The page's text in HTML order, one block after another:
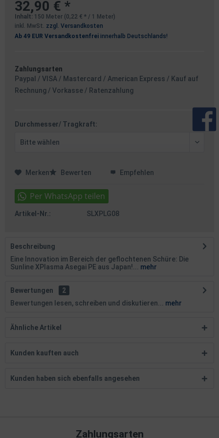
32,90 € *
Inhalt: 150 Meter (0,22 € * / 1 Meter)
inkl. MwSt. zzgl. Versandkosten
Ab 49 EUR Versandkostenfrei innerhalb Deutschlands!
Zahlungsarten
Paypal / VISA / Mastercard / American Express / Kauf auf
Rechnung / Vorkasse / Ratenzahlung
Durchmesser/ Tragkraft:
Merken Bewerten Empfehlen
Artikel-Nr.: SLXPLG08
Beschreibung
Eine Innovation im Bereich der geflochtenen Schüre: Die
Sunline XPlasma Asegai PE aus Japan!...
mehr
Bewertungen
2
Bewertungen lesen, schreiben und diskutieren...
mehr
Ähnliche Artikel
Kunden kauften auch
Kunden haben sich ebenfalls angesehen
Zahlungsarten